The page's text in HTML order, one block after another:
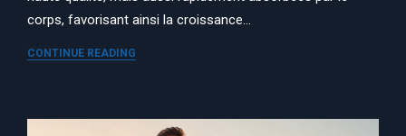
corps, favorisant ainsi la croissance…
CONTINUE READING